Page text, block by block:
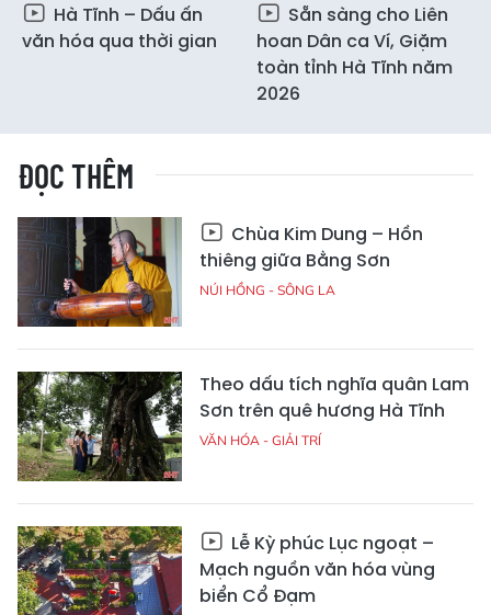
Hà Tĩnh – Dấu ấn
văn hóa qua thời gian
Sẵn sàng cho Liên
hoan Dân ca Ví, Giặm
toàn tỉnh Hà Tĩnh năm
2026
ĐỌC THÊM
Chùa Kim Dung – Hồn
thiêng giữa Bằng Sơn
NÚI HỒNG - SÔNG LA
Theo dấu tích nghĩa quân Lam
Sơn trên quê hương Hà Tĩnh
VĂN HÓA - GIẢI TRÍ
Lễ Kỳ phúc Lục ngoạt –
Mạch nguồn văn hóa vùng
biển Cổ Đạm